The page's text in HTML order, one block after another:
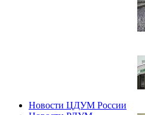
Новости ЦДУМ России